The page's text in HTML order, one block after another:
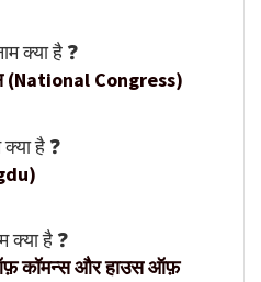
क्या है ❓
(National Congress)
है ❓
क्या है ❓
कॉमन्स और हाउस ऑफ़